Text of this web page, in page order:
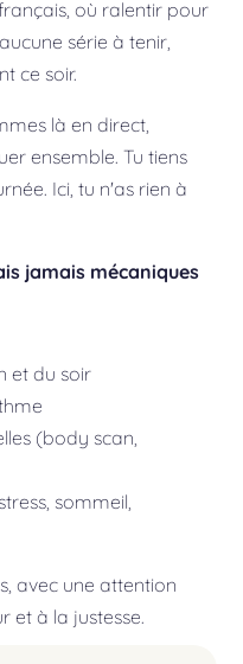
où ralentir pour
série à tenir,
ce soir.
là en direct,
ensemble. Tu tiens
Ici, tu n'as rien à
jamais mécaniques
et du soir
(body scan,
sommeil,
avec une attention
et à la justesse.